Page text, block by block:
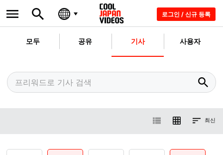
로그인 / 신규 등록
모두 공유 기사 사용자
최신